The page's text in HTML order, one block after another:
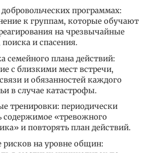
программах:
к группам, которые обучают
на чрезвычайные
и спасения.
семейного плана действий:
с близкими мест встречи,
и обязанностей каждого
в случае катастрофы.
тренировки: периодически
содержимое «тревожного
и повторять план действий.
на уровне общин: